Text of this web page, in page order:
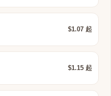
$1.07 起
$1.15 起